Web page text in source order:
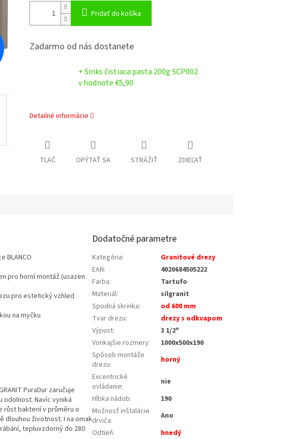
Pridať do košíka
Zadarmo od nás dostanete
+ Sinks čistiaca pasta 200g SCP002
v hodnote €5,90
Detailné informácie
TLAČ OPÝTAŤ SA STRÁŽIŤ ZDIEĽAŤ
BLANCO
pro horní montáž (usazen
pro estetický vzhled
na myčku
PuraDur zaručuje
Navíc vyniká
růst bakterií v průměru o
dlouhou životnost. I na omak
tepluvzdorný do 280
Dodatočné parametre
Kategória:
Granitové drezy
EAN:
4020684505222
Farba:
Tartufo
Materiál:
silgranit
Spodná skrinka:
od 600 mm
Tvar drezu:
drezy s odkvapom
Výpust:
3 1/2"
Vonkajšie rozmery:
1000x500x190
Spôsob montáže
drezu:
horný
Excentrické
ovládanie:
nie
Hĺbka nádob:
190
Možnosť inštalácie
drviča:
Ano
Odtieň:
hnedý